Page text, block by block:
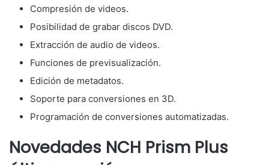
Compresión de videos.
Posibilidad de grabar discos DVD.
Extracción de audio de videos.
Funciones de previsualización.
Edición de metadatos.
Soporte para conversiones en 3D.
Programación de conversiones automatizadas.
Novedades NCH Prism Plus